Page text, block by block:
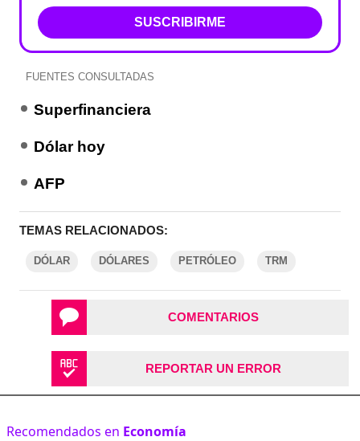
SUSCRIBIRME
FUENTES CONSULTADAS
Superfinanciera
Dólar hoy
AFP
TEMAS RELACIONADOS:
DÓLAR DÓLARES PETRÓLEO TRM
COMENTARIOS
REPORTAR UN ERROR
Recomendados en Economía